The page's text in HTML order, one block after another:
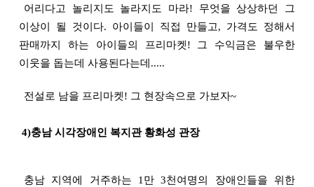
어리다고 놀리지도 놀라지도 마라! 무엇을 상상하던 그
이상이 될 것이다. 아이들이 직접 만들고, 가격도 정해서
판매까지 하는 아이들의 프리마켓! 그 수익금은 불우한
이웃을 돕는데 사용된다는데.....
전설로 남을 프리마켓! 그 현장속으로 가보자~
4)충남 시각장애인 복지관 황화성 관장
충남 지역에 거주하는 1만 3천여명의 장애인들을 위한